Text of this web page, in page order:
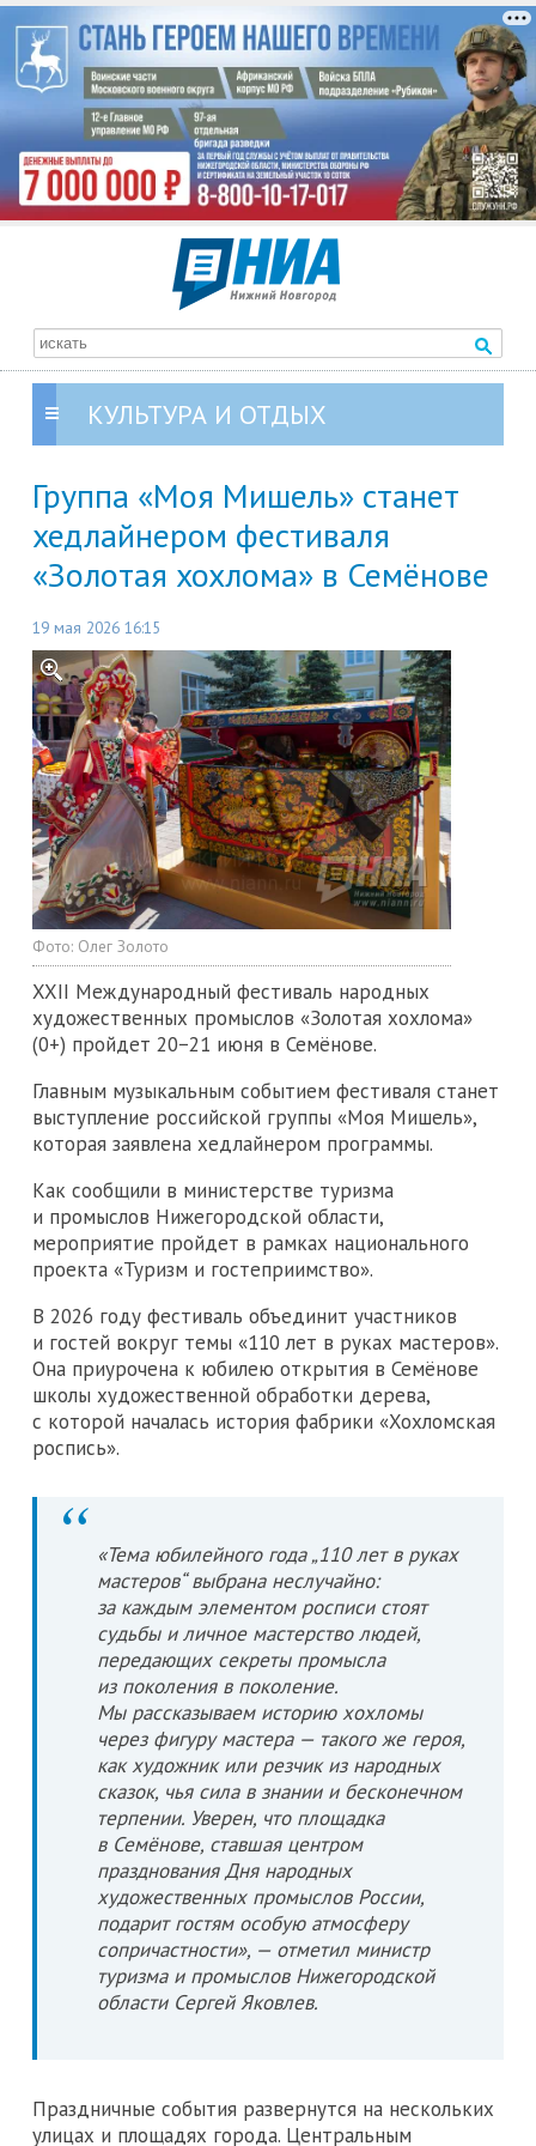
КУЛЬТУРА И ОТДЫХ
Группа «Моя Мишель» станет
хедлайнером фестиваля
«Золотая хохлома» в Семёнове
19 мая 2026 16:15
Фото: Олег Золото
XXII Международный фестиваль народных
художественных промыслов «Золотая хохлома»
(0+) пройдет 20−21 июня в Семёнове.
Главным музыкальным событием фестиваля станет
выступление российской группы «Моя Мишель»,
которая заявлена хедлайнером программы.
Как сообщили в министерстве туризма
и промыслов Нижегородской области,
мероприятие пройдет в рамках национального
проекта «Туризм и гостеприимство».
В 2026 году фестиваль объединит участников
и гостей вокруг темы «110 лет в руках мастеров».
Она приурочена к юбилею открытия в Семёнове
школы художественной обработки дерева,
с которой началась история фабрики «Хохломская
роспись».
«Тема юбилейного года „110 лет в руках
мастеров“ выбрана неслучайно:
за каждым элементом росписи стоят
судьбы и личное мастерство людей,
передающих секреты промысла
из поколения в поколение.
Мы рассказываем историю хохломы
через фигуру мастера — такого же героя,
как художник или резчик из народных
сказок, чья сила в знании и бесконечном
терпении. Уверен, что площадка
в Семёнове, ставшая центром
празднования Дня народных
художественных промыслов России,
подарит гостям особую атмосферу
сопричастности», — отметил министр
туризма и промыслов Нижегородской
области Сергей Яковлев.
Праздничные события развернутся на нескольких
улицах и площадях города. Центральным